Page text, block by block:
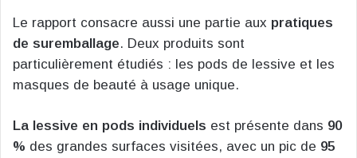
Le rapport consacre aussi une partie aux pratiques
de suremballage. Deux produits sont
particulièrement étudiés : les pods de lessive et les
masques de beauté à usage unique.
La lessive en pods individuels est présente dans 90
% des grandes surfaces visitées, avec un pic de 95